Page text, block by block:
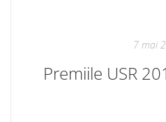
7 mai
Premiile USR